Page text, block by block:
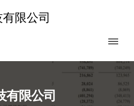
限公司
有限公司